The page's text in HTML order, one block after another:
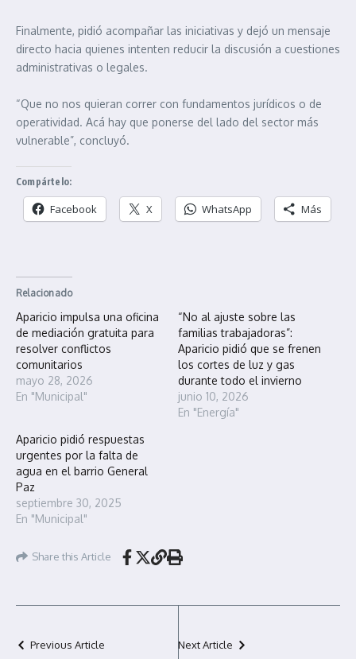
Finalmente, pidió acompañar las iniciativas y dejó un mensaje
directo hacia quienes intenten reducir la discusión a cuestiones
administrativas o legales.
“Que no nos quieran correr con fundamentos jurídicos o de
operatividad. Acá hay que ponerse del lado del sector más
vulnerable”, concluyó.
Compártelo:
Facebook X WhatsApp Más
Relacionado
Aparicio impulsa una oficina
de mediación gratuita para
resolver conflictos
comunitarios
mayo 28, 2026
En "Municipal"
“No al ajuste sobre las
familias trabajadoras”:
Aparicio pidió que se frenen
los cortes de luz y gas
durante todo el invierno
junio 10, 2026
En "Energía"
Aparicio pidió respuestas
urgentes por la falta de
agua en el barrio General
Paz
septiembre 30, 2025
En "Municipal"
Share this Article
Previous Article Next Article